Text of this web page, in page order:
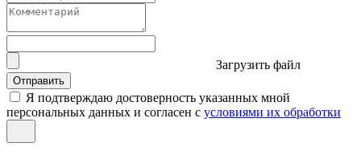
Загрузить файл
Отправить
Я подтверждаю достоверность указанных мной
персональных данных и согласен с условиями их обработки